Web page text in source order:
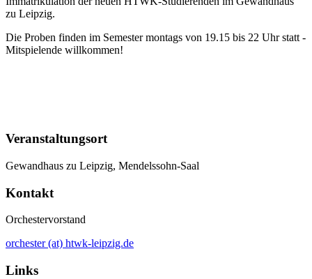
zu Leipzig.
Die Proben finden im Semester montags von 19.15 bis 22 Uhr statt -
Mitspielende willkommen!
Veranstaltungsort
Gewandhaus zu Leipzig, Mendelssohn-Saal
Kontakt
Orchestervorstand
orchester (at) htwk-leipzig.de
Links